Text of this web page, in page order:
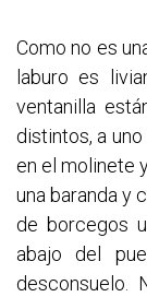
Como no es
laburo es
ventanilla
distintos, a
en el molinete
una baranda y
de borcegos
abajo del
desconsuelo.